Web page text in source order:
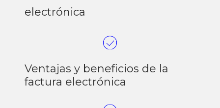
electrónica
Ventajas y beneficios de la
factura electrónica